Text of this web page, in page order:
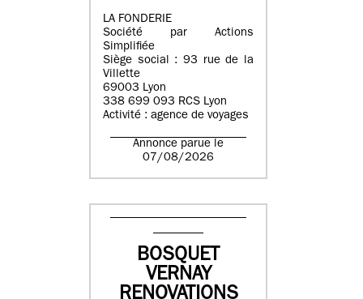
LA FONDERIE
Société par Actions
Simplifiée
Siège social : 93 rue de la
Villette
69003 Lyon
338 699 093 RCS Lyon
Activité : agence de voyages
Annonce parue le
07/08/2026
BOSQUET
VERNAY